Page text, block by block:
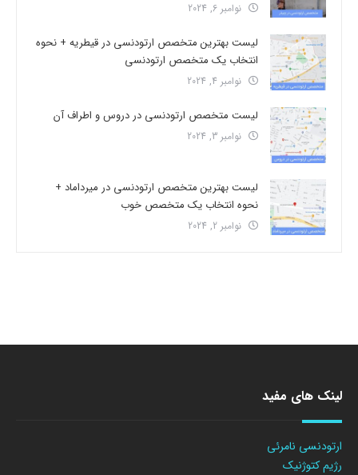
نوامبر 6, 2024
لیست بهترین متخصص ارتودنسی در قیطریه + نحوه
انتخاب یک متخصص ارتودنسی
نوامبر 4, 2024
لیست متخصص ارتودنسی در دروس و اطراف آن
نوامبر 3, 2024
لیست بهترین متخصص ارتودنسی در میرداماد +
نحوه انتخاب یک متخصص خوب
نوامبر 2, 2024
لینک های مفید
ارتودنسی نامرئی
رژیم کتوژنیک